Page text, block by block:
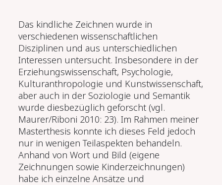
Das kindliche Zeichnen wurde in
verschiedenen wissenschaftlichen
Disziplinen und aus unterschiedlichen
Interessen untersucht. Insbesondere in der
Erziehungswissenschaft, Psychologie,
Kulturanthropologie und Kunstwissenschaft,
aber auch in der Soziologie und Semantik
wurde diesbezüglich geforscht (vgl.
Maurer/Riboni 2010: 23). Im Rahmen meiner
Masterthesis konnte ich dieses Feld jedoch
nur in wenigen Teilaspekten behandeln.
Anhand von Wort und Bild (eigene
Zeichnungen sowie Kinderzeichnungen)
habe ich einzelne Ansätze und